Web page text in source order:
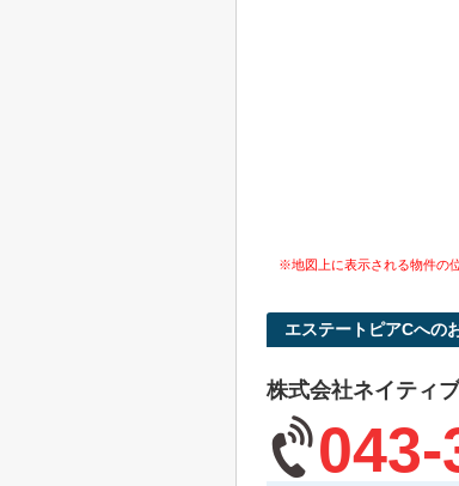
※地図上に表示される物件の
エステートピアCへの
株式会社ネイティ